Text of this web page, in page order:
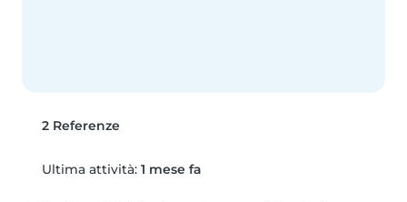
2 Referenze
Ultima attività: 1 mese fa